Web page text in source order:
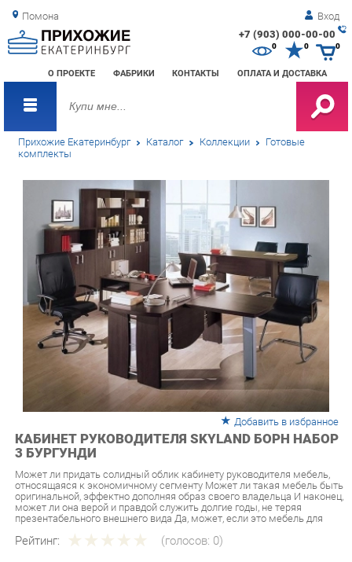
Помона Вход
+7 (903) 000-00-00
О ПРОЕКТЕ ФАБРИКИ КОНТАКТЫ ОПЛАТА И ДОСТАВКА
0 0
Прихожие Екатеринбург Каталог Коллекции Готовые
комплекты
Добавить в избранное
КАБИНЕТ РУКОВОДИТЕЛЯ SKYLAND БОРН НАБОР
3 БУРГУНДИ
Может ли придать солидный облик кабинету руководителя мебель,
оригинальной, эффектно дополняя образ своего владельца И наконец,
может ли она верой и правдой служить долгие годы, не теряя
презентабельного внешнего вида Да, может, если это мебель для
Рейтинг: (голосов:0)
Артикул: u-0019587